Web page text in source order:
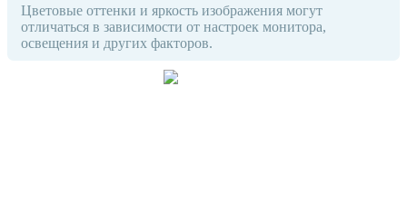
Цветовые оттенки и яркость изображения могут
отличаться в зависимости от настроек монитора,
освещения и других факторов.